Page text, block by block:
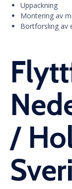
Uppackning
Montering av
Bortforsling av
/